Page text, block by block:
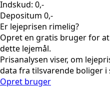
Indskud: 0,-
Depositum 0,-
Er lejeprisen rimelig?
Opret en gratis bruger for
dette lejemål.
Prisanalysen viser, om
data fra tilsvarende boliger i
Opret bruger